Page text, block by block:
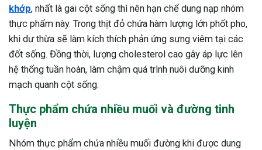
khớp, nhất là gai cột sống thì nên hạn chế dung nạp nhóm
thực phẩm này. Trong thịt đỏ chứa hàm lượng lớn phốt pho,
khi dư thừa sẽ làm kích thích phản ứng sưng viêm tại các
đốt sống. Đồng thời, lượng cholesterol cao gây áp lực lên
hệ thống tuần hoàn, làm chậm quá trình nuôi dưỡng kinh
mạch quanh cột sống.
Thực phẩm chứa nhiều muối và đường tinh
luyện
Nhóm thực phẩm chứa nhiều muối đường khi được dung